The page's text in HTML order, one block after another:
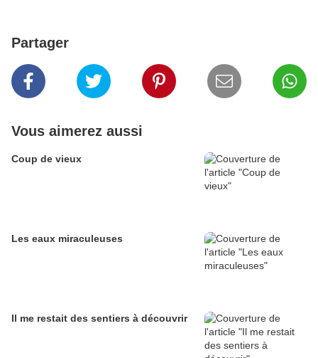
Partager
Vous aimerez aussi
Coup de vieux
Les eaux miraculeuses
Il me restait des sentiers à découvrir